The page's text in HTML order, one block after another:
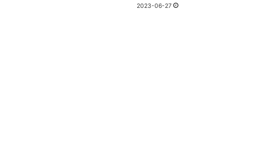
2023-06-27